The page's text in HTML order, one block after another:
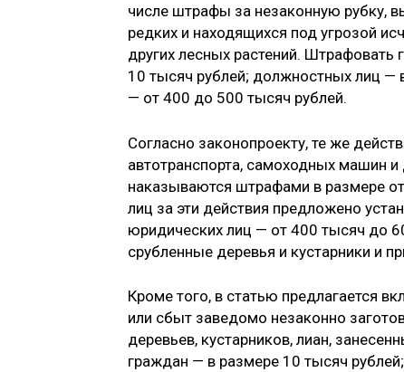
числе штрафы за незаконную рубку,
редких и находящихся под угрозой
других лесных растений. Штрафовать
10 тысяч рублей; должностных лиц —
— от 400 до 500 тысяч рублей.
Согласно законопроекту, те же
автотранспорта, самоходных машин
наказываются штрафами в размере
лиц за эти действия предложено
юридических лиц — от 400 тысяч до
срубленные деревья и кустарники и
Кроме того, в статью предлагается
или сбыт заведомо незаконно
деревьев, кустарников, лиан,
граждан — в размере 10 тысяч